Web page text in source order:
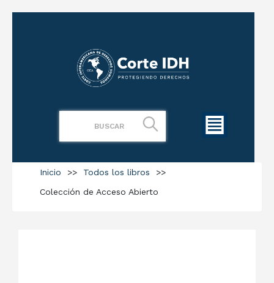
Inicio >> Todos los libros
>>
Colección de Acceso Abierto